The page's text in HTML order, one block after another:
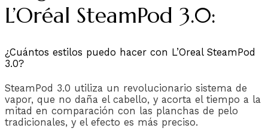
L’Oréal SteamPod 3.0:
¿Cuántos estilos puedo hacer con L’Oreal SteamPod
3.0?
SteamPod 3.0 utiliza un revolucionario sistema de
vapor, que no daña el cabello, y acorta el tiempo a la
mitad en comparación con las planchas de pelo
tradicionales, y el efecto es más preciso.